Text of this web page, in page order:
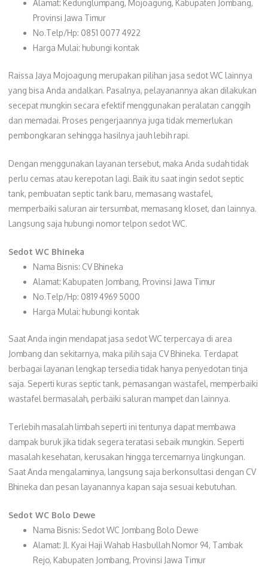
Alamat: Kedunglumpang, Mojoagung, Kabupaten Jombang,
Provinsi Jawa Timur
No.Telp/Hp: 0851 0077 4922
Harga Mulai: hubungi kontak
Raissa Jaya Mojoagung merupakan pilihan jasa sedot WC lainnya
yang bisa Anda andalkan. Pasalnya, pelayanannya akan dilakukan
secepat mungkin secara efektif menggunakan peralatan canggih
dan memadai. Proses pengerjaannya juga tidak memerlukan
pembongkaran sehingga hasilnya jauh lebih rapi.
Dengan menggunakan layanan tersebut, maka Anda sudah tidak
perlu cemas atau kerepotan lagi. Baik itu saat ingin sedot septic
tank, pembuatan septic tank baru, memasang wastafel,
memperbaiki saluran air tersumbat, memasang kloset, dan lainnya.
Langsung saja hubungi nomor telpon sedot WC.
Sedot WC Bhineka
Nama Bisnis: CV Bhineka
Alamat: Kabupaten Jombang, Provinsi Jawa Timur
No.Telp/Hp: 0819 4969 5000
Harga Mulai: hubungi kontak
Saat Anda ingin mendapat jasa sedot WC terpercaya di area
Jombang dan sekitarnya, maka pilih saja CV Bhineka. Terdapat
berbagai layanan lengkap tersedia tidak hanya penyedotan tinja
saja. Seperti kuras septic tank, pemasangan wastafel, memperbaiki
wastafel bermasalah, perbaiki saluran mampet dan lainnya.
Terlebih masalah limbah seperti ini tentunya dapat membawa
dampak buruk jika tidak segera teratasi sebaik mungkin. Seperti
masalah kesehatan, kerusakan hingga tercemarnya lingkungan.
Saat Anda mengalaminya, langsung saja berkonsultasi dengan CV
Bhineka dan pesan layanannya kapan saja sesuai kebutuhan.
Sedot WC Bolo Dewe
Nama Bisnis: Sedot WC Jombang Bolo Dewe
Alamat: Jl. Kyai Haji Wahab Hasbullah Nomor 94, Tambak
Rejo, Kabupaten Jombang, Provinsi Jawa Timur